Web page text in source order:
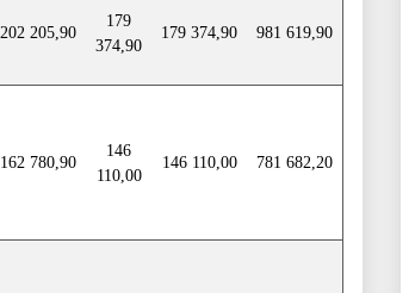
202 205,90
179
374,90
179 374,90 981 619,90
162 780,90
146
110,00
146 110,00 781 682,20